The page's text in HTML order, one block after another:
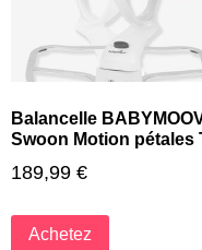
Balancelle
Swoon Motion pétales
189,99 €
Achetez